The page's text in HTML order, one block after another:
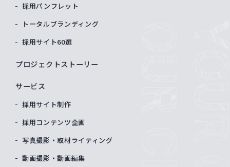
採用パンフレット
トータルブランディング
採用サイト60選
プロジェクトストーリー
サービス
採用サイト制作
採用コンテンツ企画
写真撮影・取材ライティング
動画撮影・動画編集